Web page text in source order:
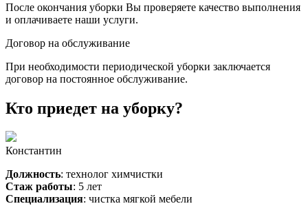
После окончания уборки Вы проверяете качество выполнения
и оплачиваете наши услуги.
Договор на обслуживание
При необходимости периодической уборки заключается
договор на постоянное обслуживание.
Кто приедет на уборку?
Константин
Должность: технолог химчистки
Стаж работы: 5 лет
Специализация: чистка мягкой мебели